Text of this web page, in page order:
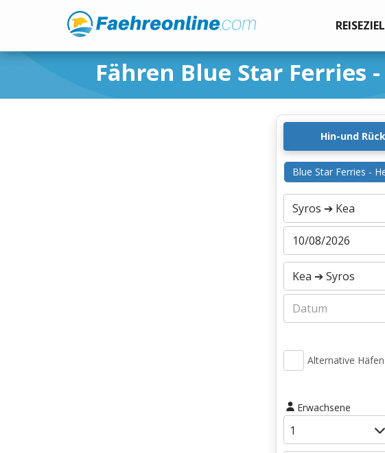
Fähren Blue Star Ferries
Hin-und
Blue Star Ferries -
Alternative Häfen
Erwachsene